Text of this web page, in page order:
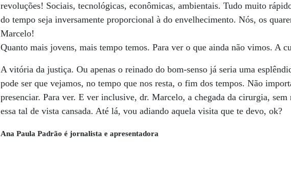
revoluções! Sociais, tecnológicas, econômicas, ambientais. Tudo muito
do tempo seja inversamente proporcional à do envelhecimento. Nós, os
Marcelo!
Quanto mais jovens, mais tempo temos. Para ver o que ainda não vimos. A
A vitória da justiça. Ou apenas o reinado do bom-senso já seria uma
pode ser que vejamos, no tempo que nos resta, o fim dos tempos. Não
presenciar. Para ver. E ver inclusive, dr. Marcelo, a chegada da cirurgia,
essa tal de vista cansada. Até lá, vou adiando aquela visita que te devo, ok?
Ana Paula Padrão é jornalista e apresentadora